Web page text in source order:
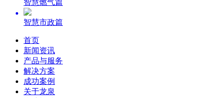
智慧燃气篇
智慧市政篇
首页
新闻资讯
产品与服务
解决方案
成功案例
关于龙泉